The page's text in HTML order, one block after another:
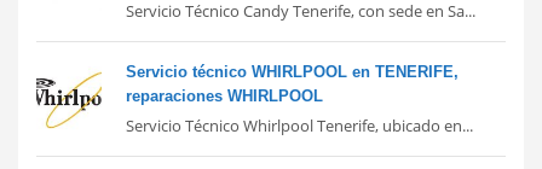
Servicio Técnico Candy Tenerife, con sede en Sa...
Servicio técnico WHIRLPOOL en TENERIFE,
reparaciones WHIRLPOOL
Servicio Técnico Whirlpool Tenerife, ubicado en...